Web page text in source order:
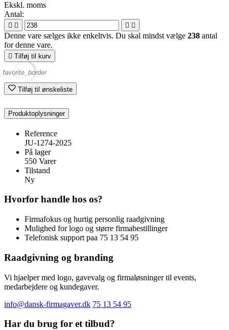
Ekskl. moms
Antal:
   
Denne vare sælges ikke enkeltvis. Du skal mindst vælge 238 antal
for denne vare.
 Tilføj til kurv
favorite_border
Tilføj til ønskeliste
Produktoplysninger
Reference
JU-1274-2025
På lager
550 Varer
Tilstand
Ny
Hvorfor handle hos os?
Firmafokus og hurtig personlig raadgivning
Mulighed for logo og større firmabestillinger
Telefonisk support paa 75 13 54 95
Raadgivning og branding
Vi hjaelper med logo, gavevalg og firmaløsninger til events,
medarbejdere og kundegaver.
info@dansk-firmagaver.dk 75 13 54 95
Har du brug for et tilbud?